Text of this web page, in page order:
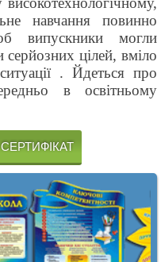
навчання повинно
випускники могли
серйозних цілей, вміло
. Йдеться про
в освітньому